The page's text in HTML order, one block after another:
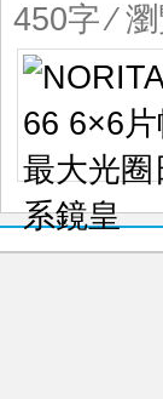
450字 ⁄